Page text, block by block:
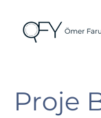
Proje